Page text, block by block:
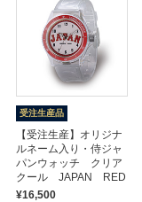
受注生産品
【受注生産】オリジナ
ルネーム入り・侍ジャ
パンウォッチ クリア
クール JAPAN RED
¥16,500